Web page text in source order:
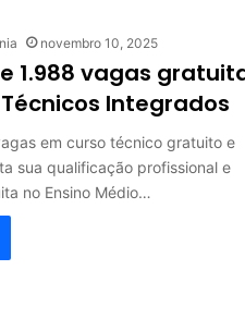
novembro 10, 2025
1.988 vagas
Integrados
em curso técnico gratuito e
sua qualificação profissional e
no Ensino Médio…